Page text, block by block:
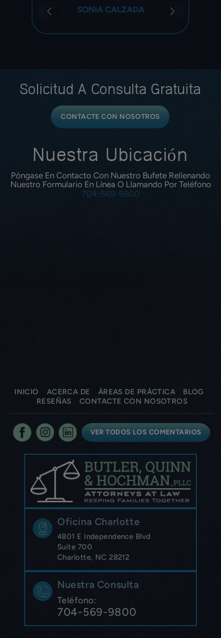
SONIA CALZADA
Solicitud A Consulta Gratuita
CONTACTE CON NOSOTROS
Póngase En Contacto Con Nuestro Bufete Rellenando
Nuestro Formulario En Línea O Llamando Por Teléfono
704-569-9800
Nuestra Ubicación
INICIO ACERCA DE ÁREAS DE PRÁCTICA
BLOG
RESEÑAS
CONTACTE CON NOSOTROS
VER TODOS LOS COMENTARIOS
Oficina Charlotte
4801 E Independence Blvd
Suite 700
Charlotte, NC 28212
Nuestra Consulta
Teléfono:
704-569-9800